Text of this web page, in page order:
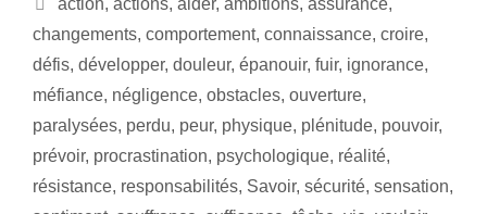
changements, comportement, connaissance, croire,
défis, développer, douleur, épanouir, fuir, ignorance,
méfiance, négligence, obstacles, ouverture,
paralysées, perdu, peur, physique, plénitude, pouvoir,
prévoir, procrastination, psychologique, réalité,
résistance, responsabilités, Savoir, sécurité, sensation,